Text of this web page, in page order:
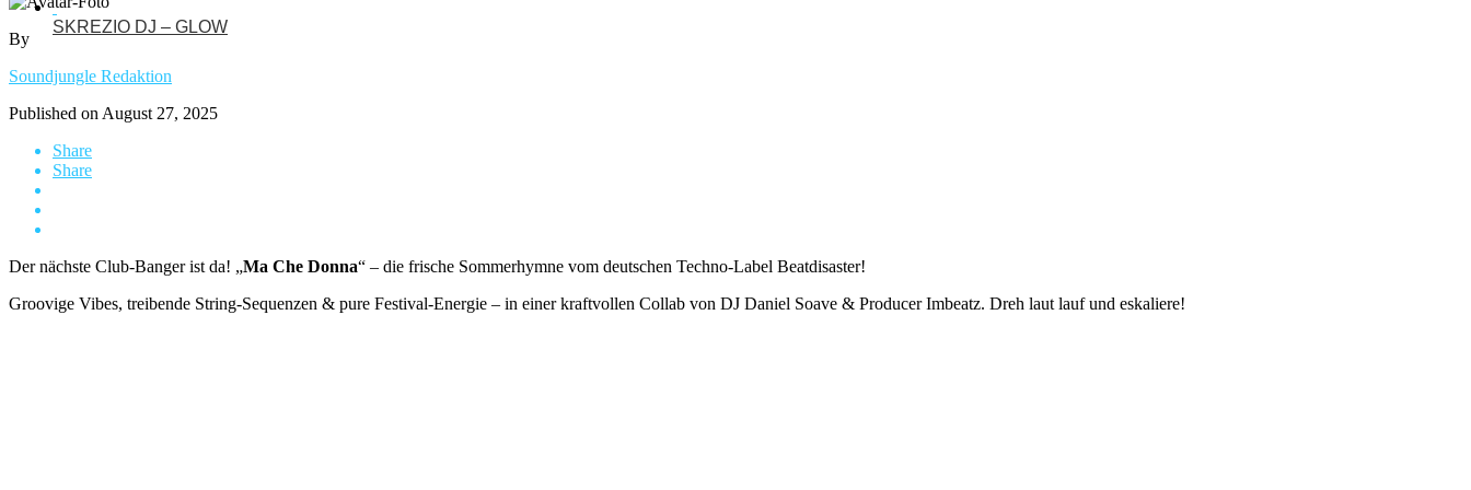
SKREZIO DJ – GLOW
By
Soundjungle Redaktion
Published on August 27, 2025
Share
Share
Der nächste Club-Banger ist da! „Ma Che Donna“ – die frische Sommerhymne vom deutschen Techno-Label Beatdisaster!
Groovige Vibes, treibende String-Sequenzen & pure Festival-Energie – in einer kraftvollen Collab von DJ Daniel Soave & Producer Imbeatz. Dreh laut lauf und eskaliere!